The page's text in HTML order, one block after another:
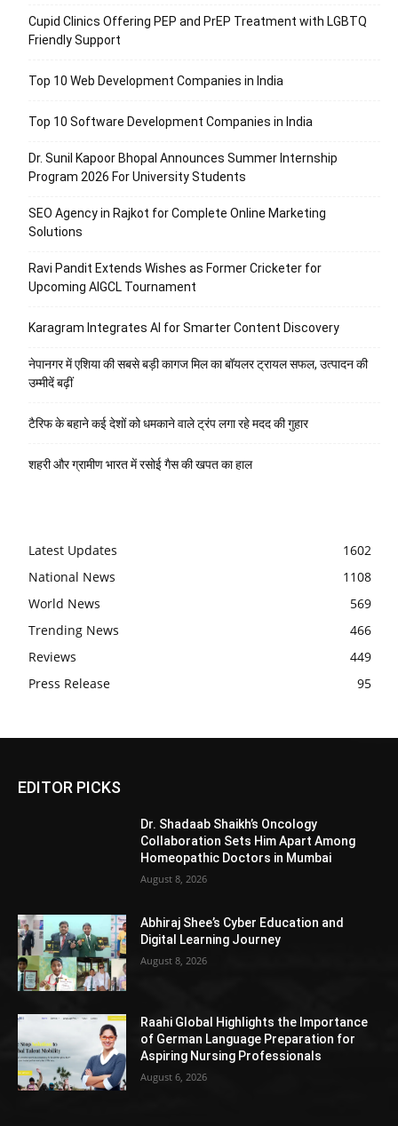
Cupid Clinics Offering PEP and PrEP Treatment with LGBTQ
Friendly Support
Top 10 Web Development Companies in India
Top 10 Software Development Companies in India
Dr. Sunil Kapoor Bhopal Announces Summer Internship
Program 2026 For University Students
SEO Agency in Rajkot for Complete Online Marketing
Solutions
Ravi Pandit Extends Wishes as Former Cricketer for
Upcoming AIGCL Tournament
Karagram Integrates AI for Smarter Content Discovery
नेपानगर में एशिया की सबसे बड़ी कागज मिल का बॉयलर ट्रायल सफल, उत्पादन की
उम्मीदें बढ़ीं
टैरिफ के बहाने कई देशों को धमकाने वाले ट्रंप लगा रहे मदद की गुहार
शहरी और ग्रामीण भारत में रसोई गैस की खपत का हाल
Latest Updates
1602
National News
1108
World News
569
Trending News
466
Reviews
449
Press Release
95
EDITOR PICKS
Dr. Shadaab Shaikh’s Oncology
Collaboration Sets Him Apart Among
Homeopathic Doctors in Mumbai
August 8, 2026
Abhiraj Shee’s Cyber Education and
Digital Learning Journey
August 8, 2026
Raahi Global Highlights the Importance
of German Language Preparation for
Aspiring Nursing Professionals
August 6, 2026